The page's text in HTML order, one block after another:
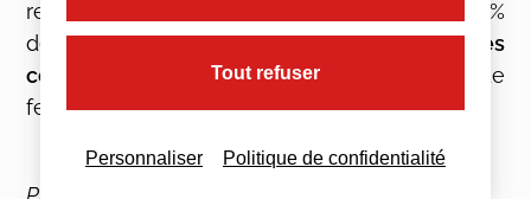
restriction d’ouverture, mais qui ont perdu 50 %
de CA, pourront solliciter uneremise des
cotisations dues
pendant la période de
fermeture.
Tout refuser
Personnaliser Politique de confidentialité